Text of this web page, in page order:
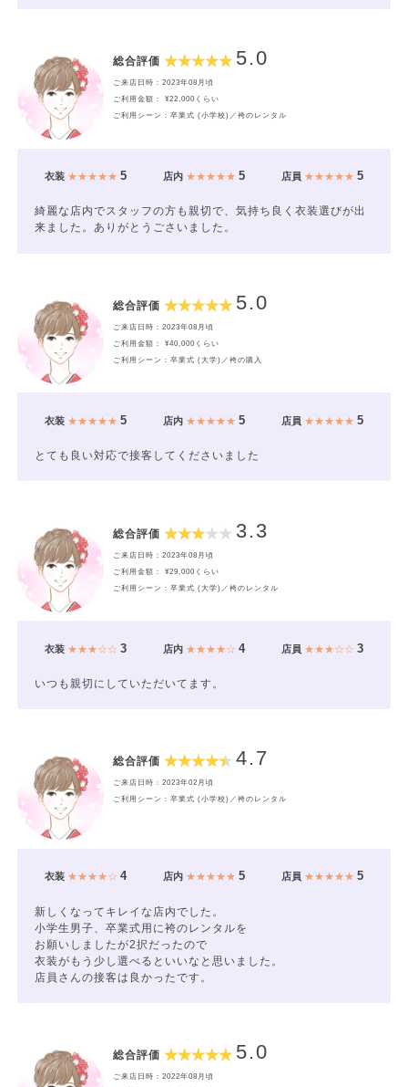
総合評価 5.0
ご来店日時：2023年08月頃
ご利用金額： ¥22,000くらい
ご利用シーン：卒業式 (小学校)／袴のレンタル
衣装★★★★★ 5 店内★★★★★ 5 店員 ★★★★★5
綺麗な店内でスタッフの方も親切で、気持ち良く衣装選びが出
来ました。ありがとうごさいました。
総合評価 5.0
ご来店日時：2023年08月頃
ご利用金額： ¥40,000くらい
ご利用シーン：卒業式 (大学)／袴の購入
衣装★★★★★ 5 店内★★★★★ 5 店員 ★★★★★5
とても良い対応で接客してくださいました
総合評価 3.3
ご来店日時：2023年08月頃
ご利用金額： ¥29,000くらい
ご利用シーン：卒業式 (大学)／袴のレンタル
衣装★★★☆☆ 3 店内★★★★☆ 4 店員 ★★★☆☆3
いつも親切にしていただいてます。
総合評価 4.7
ご来店日時：2023年02月頃
ご利用シーン：卒業式 (小学校)／袴のレンタル
衣装★★★★☆ 4 店内★★★★★ 5 店員 ★★★★★5
新しくなってキレイな店内でした。
小学生男子、卒業式用に袴のレンタルを
お願いしましたが2択だったので
衣装がもう少し選べるといいなと思いました。
店員さんの接客は良かったです。
総合評価 5.0
ご来店日時：2022年08月頃